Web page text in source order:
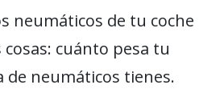
neumáticos de tu coche
cuánto pesa tu
de neumáticos tienes.